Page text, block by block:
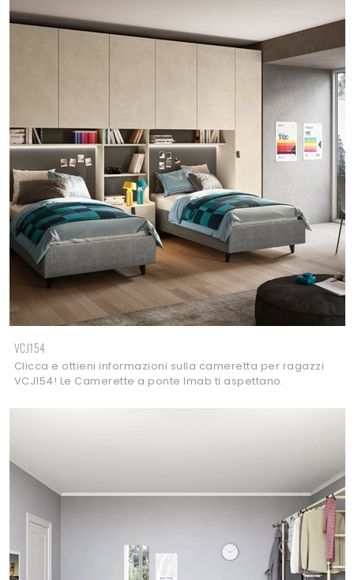
VCJ154
Clicca e ottieni informazioni sulla cameretta per ragazzi
VCJ154! Le Camerette a ponte Imab ti aspettano.